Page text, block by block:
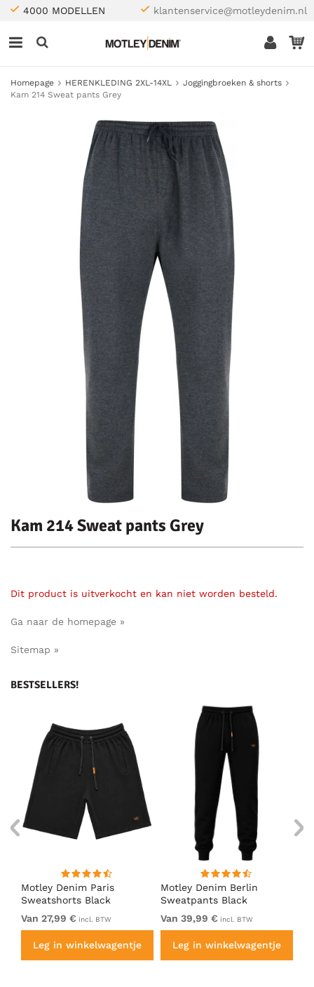
4000 MODELLEN klantenservice@motleydenim.nl
Homepage HERENKLEDING 2XL-14XL
Joggingbroeken & shorts
Kam 214 Sweat pants Grey
Kam 214 Sweat pants Grey
Dit product is uitverkocht en kan niet worden besteld.
Ga naar de homepage »
Sitemap »
BESTSELLERS!
Motley Denim Paris
Sweatshorts Black
Van 27,99 € incl. BTW
Leg in winkelwagentje
Motley Denim Berlin
Sweatpants Black
Van 39,99 € incl. BTW
Leg in winkelwagentje